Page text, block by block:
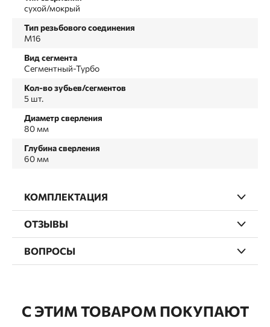
сухой/мокрый
Тип резьбового соединения
М16
Вид сегмента
Сегментный-Турбо
Кол-во зубьев/сегментов
5 шт.
Диаметр сверления
80 мм
Глубина сверления
60 мм
КОМПЛЕКТАЦИЯ
ОТЗЫВЫ
ВОПРОСЫ
С ЭТИМ ТОВАРОМ ПОКУПАЮТ